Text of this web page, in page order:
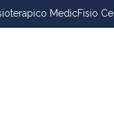
MedicFisio